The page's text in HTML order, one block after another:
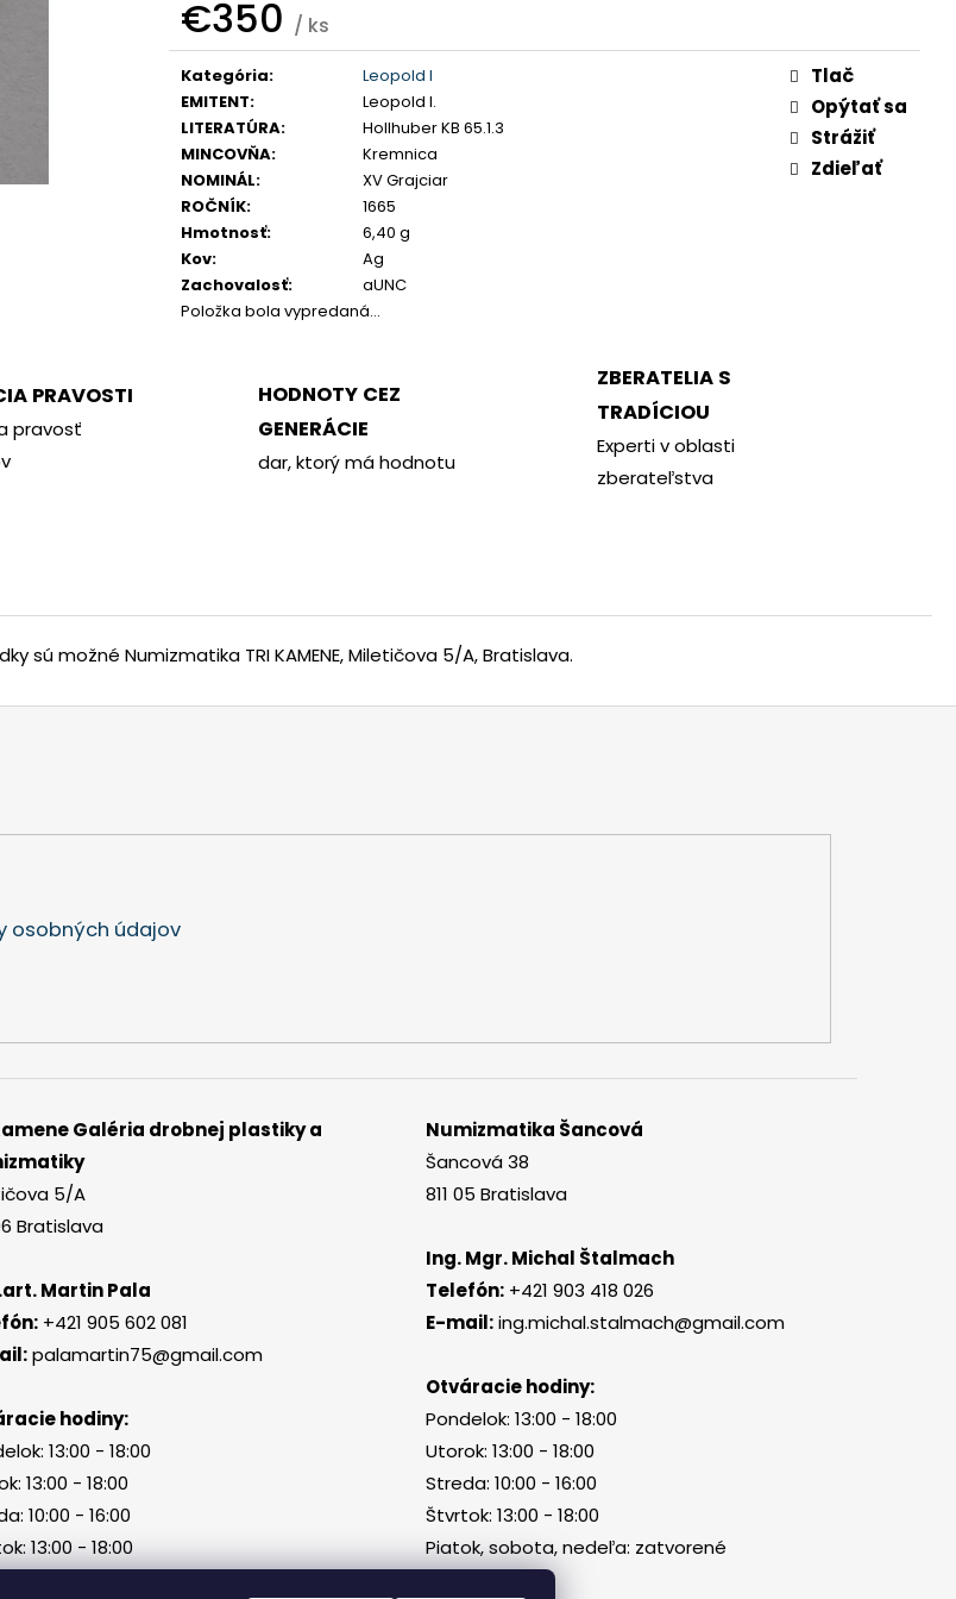
€350 / ks
Jednotková
cena:
Kategória:
Leopold I
EMITENT:
Leopold I.
LITERATÚRA:
Hollhuber KB 65.1.3
MINCOVŇA:
Kremnica
NOMINÁL:
XV Grajciar
ROČNÍK:
1665
Hmotnosť:
6,40 g
Kov:
Ag
Zachovalosť:
aUNC
Položka bola vypredaná…
Tlač
Opýtať sa
Strážiť
Zdieľať
PRAVOSTI
pravosť
HODNOTY CEZ
GENERÁCIE
dar, ktorý má hodnotu
ZBERATELIA S
TRADÍCIOU
Experti v oblasti
zberateľstva
sú možné Numizmatika TRI KAMENE, Miletičova 5/A, Bratislava.
€400
osobných údajov
Galéria drobnej plastiky a
5/A
Bratislava
Martin Pala
+421 905 602 081
palamartin75@gmail.com
hodiny:
13:00 - 18:00
13:00 - 18:00
10:00 - 16:00
13:00 - 18:00
Numizmatika Šancová
Šancová 38
811 05 Bratislava
Ing. Mgr. Michal Štalmach
Telefón: +421 903 418 026
E-mail: ing.michal.stalmach@gmail.com
Otváracie hodiny:
Pondelok: 13:00 - 18:00
Utorok: 13:00 - 18:00
Streda: 10:00 - 16:00
Štvrtok: 13:00 - 18:00
Piatok, sobota, nedeľa: zatvorené